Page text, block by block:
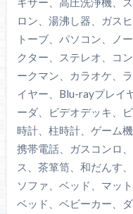
ロン、湯沸し器、ガス
トーブ、パソコン、ノ
クター、ステレオ、コ
ークマン、カラオケ、
イヤー、Blu-rayプレイ
ーダ、ビデオデッキ、
時計、柱時計、ゲーム
携帯電話、ガスコンロ
ス、茶箪笥、和だんす
ソファ、ベッド、マッ
ベッド、ベビーカー、